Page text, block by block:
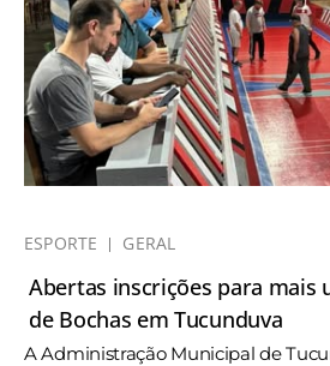
ESPORTE GERAL
Abertas inscrições para mais
de Bochas em Tucunduva
A Administração Municipal de